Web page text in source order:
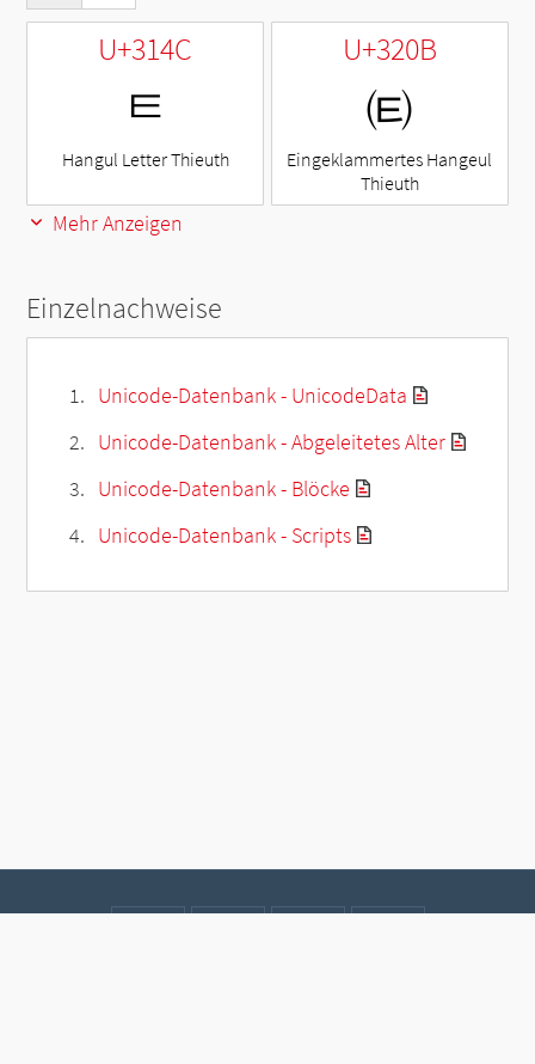
U+314C
ㅌ
Hangul Letter Thieuth
U+320B
㈋
Eingeklammertes Hangeul
Thieuth
Mehr Anzeigen
Einzelnachweise
Unicode-Datenbank - UnicodeData
Unicode-Datenbank - Abgeleitetes Alter
Unicode-Datenbank - Blöcke
Unicode-Datenbank - Scripts